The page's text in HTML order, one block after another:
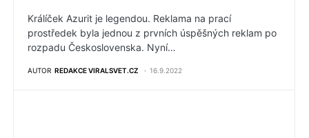
Králíček Azurit je legendou. Reklama na prací
prostředek byla jednou z prvních úspěšných reklam po
rozpadu Československa. Nyní…
AUTOR REDAKCE VIRALSVET.CZ 16.9.2022